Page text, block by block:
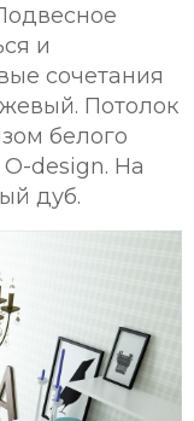
и
сочетания
Потолок
белого
design. На
дуб.